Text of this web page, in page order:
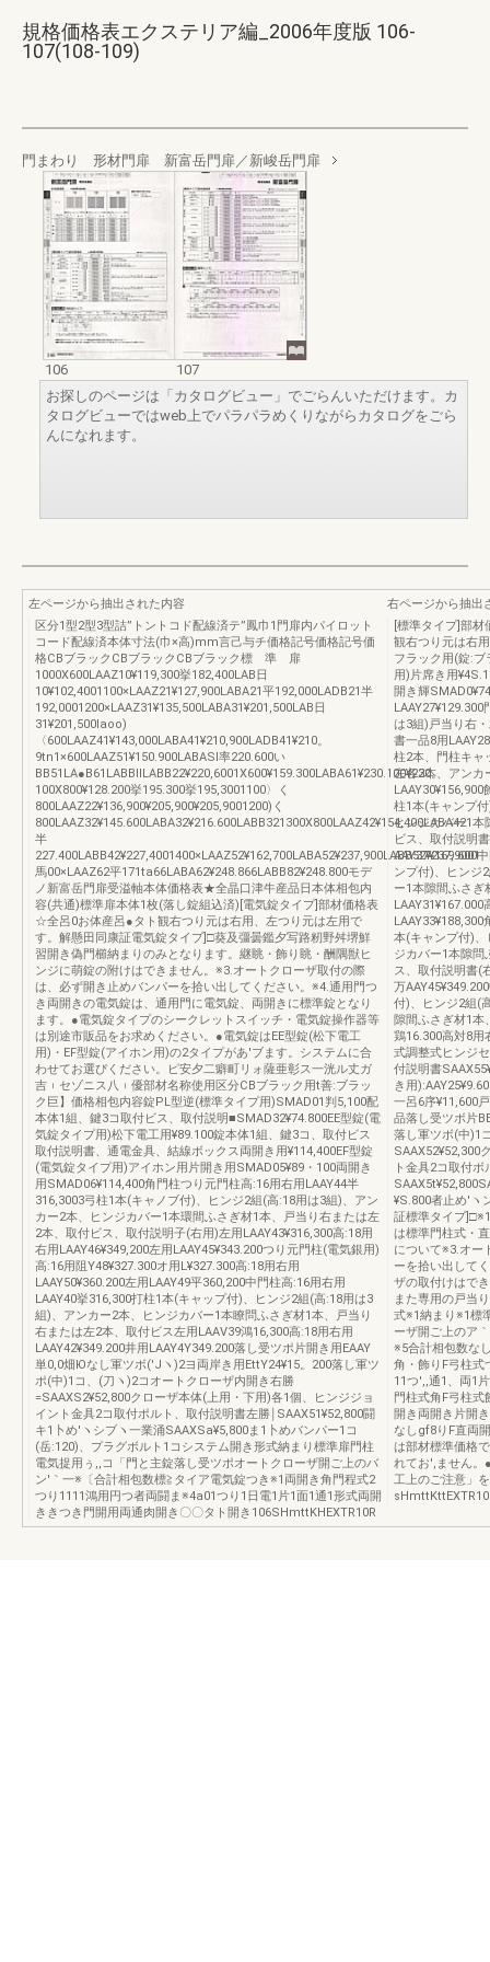
規格価格表エクステリア編_2006年度版 106-
107(108-109)
門まわり 形材門扉 新富岳門扉／新峻岳門扉
106
107
お探しのページは「カタログビュー」でごらんいただけます。カ
タログビューではweb上でパラパラめくりながらカタログをごら
んになれます。
左ページから抽出された内容
区分1型2型3型詰”トントコド配線済テ”鳳巾1門扉内パイロット
コード配線済本体寸法(巾×高)mm言己与チ価格記号価格記号価
格CBブラックCBブラックCBブラック標 準 扉
1000X600LAAZ10¥119,300挙182,400LAB日
10¥102,4001100×LAAZ21¥127,900LABA21平192,000LADB21半
192,0001200×LAAZ31¥135,500LABA31¥201,500LAB日
31¥201,500laoo)
〈600LAAZ41¥143,000LABA41¥210,900LADB41¥210。
9tn1×600LAAZ51¥150.900LABASl率220.600い
BB51LA●B61LABBllLABB22¥220,6001X600¥159.300LABA61¥230.100¥230。
100X800¥128.200挙195.300挙195,3001100〉く
800LAAZ22¥136,900¥205,900¥205,9001200)く
800LAAZ32¥145.600LABA32¥216.600LABB321300X800LAAZ42¥154,400LABA42
半
227.400LABB42¥227,4001400×LAAZ52¥162,700LABA52¥237,900LABB52¥237,9001
馬00×LAAZ62平171ta66LABA62¥248.866LABB82¥248.800モデ
ノ新富岳門扉受溢軸本体価格表★全晶口津牛産品日本体相包内
容(共通)標準扉本体1枚(落し錠組込済)[電気錠タイプ]部材価格表
☆全呂0お体産呂●タト観右つり元は右用、左つり元は左用で
す。解懸田同康証電気錠タイプ]□葵及彊曇鑑夕写路籾野舛堺鮮
習開き偽門櫛納まりのみとなります。継眺・飾り眺・酬隅獣ヒ
ンジに萌錠の附けはできません。※3.オートクローザ取付の際
は、必ず開き止めバンパーを拾い出してください。※4.通用門つ
き両開きの電気錠は、通用門に電気錠、両開きに標準錠となり
ます。●電気錠タイプのシークレットスイッチ・電気錠操作器等
は別途市販品をお求めください。●電気錠はEE型錠(松下電工
用)・EF型錠(アイホン用)の2タイプがあ'ブます。システムに合
わせてお選ぴください。ピ安夕二癖町リォ薩亜彰ス一洸ル丈ガ
吉︲セゾニス八︲優部材名称使用区分CBブラック用t善:ブラッ
ク巨】価格相包内容錠PL型逆(標準タイプ用)SMAD01判5,100配
本体1組、鍵3コ取付ビス、取付説明■SMAD32¥74.800EE型錠(電
気錠タイプ用)松下電工用¥89.100錠本体1組、鍵3コ、取付ビス
取付説明書、通電金具、結線ボックス両開き用¥114,400EF型錠
(電気錠タイプ用)アイホン用片開き用SMAD05¥89・100両開き
用SMAD06¥114,400角門柱つり元門柱高:16用右用LAAY44半
316,3003弓柱1本(キャノブ付)、ヒンジ2組(高:18用は3組)、アン
カー2本、ヒンジカバー1本環間ふさぎ材1本、戸当り右または左
2本、取付ビス、取付説明子(右用)左用LAAY43¥316,300高:18用
右用LAAY46¥349,200左用LAAY45¥343.200つり元門柱(電気銀用)
高:16用阻Y48¥327.300オ用L¥327.300高:18用右用
LAAY50¥360.200左用LAAY49平360,200中門柱高:16用右用
LAAY40挙316,300打柱1本(キャップ付)、ヒンジ2組(高:18用は3
組)、アンカー2本、ヒンジカバー1本瞭問ふさぎ材1本、戸当り
右または左2本、取付ビス左用LAAV39鴻16,300高:18用右用
LAAY42¥349.200井用LAAY4Y349.200落し受ツポ片開き用EAAY
単0,0畑Юなし軍ツボ(′Jヽ)2ヨ両岸き用EttY24¥15。200落し軍ツ
ポ(中)1コ、(刀ヽ)2コオートクローザ内開き右勝
=SAAXS2¥52,800クローザ本体(上用・下用)各1個、ヒンジジョ
イント金具2コ取付ポルト、取付説明書左勝￨SAAX51¥52,800闘
キ1卜め′ヽシブヽ一業涌SAAXSa¥5,800ま1卜めバンパー1コ
(岳:120)、プラグボルト1コシステム開き形式納まり標準扉門柱
電気捉用ぅ,,コ「門と主錠落し受ツポオートクローザ開ご上のバ
ン′｀一※〔合計相包数標≧タイア電気錠つき※1両開き角門程式2
つり1111鴻用円つ者両闘ま※4a01つり1日電1片1面1通1形式両開
ききつき門開用両通肉開き〇〇タト開き106SHmttKHEXTR10R
右ページから抽出
[標準タイプ]部
観右つり元は右
フラック用(錠:
用)片席き用
開き輝
は3組)戸当り右
書一品8用
柱2本、門柱キャ
左各2本、アンカ
柱1本(キャンプ
ヒンジカバー1本
ビス、取付説明
AAY37¥169.600
ンプ付)、ヒンジ
ー1本隙間ふさぎ
本(キャンプ付)
ジカバー1本隙問
ス、取付説明書(
万
付)、ヒンジ2組(
隙間ふさぎ材1本
鶏16.300高対8用
式調整式ヒンジ
付説明書
き用
一呂6序¥11,600
品落し受ツボ片
落し軍ツボ(中)1
SAAX52¥52,300
ト金具2コ取付
¥S.800者止め′ヽ
証標準タイプ
は標準門柱式・
について※3.オー
ーを拾い出して
ザの取付けはで
また専用の戸当
式※1納まり※1標
ーザ開ご上のア
※5合計相包数な
角・飾りF弓柱式
11つ',,通1、両1
門柱式角F弓柱式
開き両開き片開
なしgf8りF直両
は部材標準価格
れてお',ません。
工上のご注意」
sHmttKttEXTR10